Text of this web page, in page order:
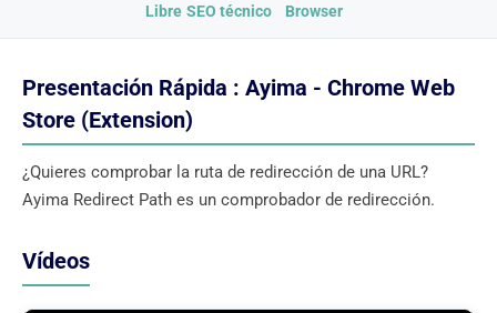
Libre SEO técnico Browser
Presentación Rápida : Ayima - Chrome Web
Store (Extension)
¿Quieres comprobar la ruta de redirección de una URL?
Ayima Redirect Path es un comprobador de redirección.
Vídeos